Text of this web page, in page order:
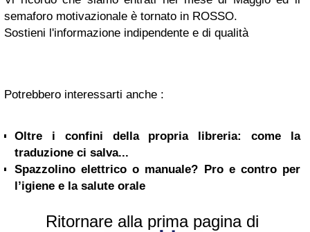
semaforo motivazionale è tornato in ROSSO.
Sostieni l'informazione indipendente e di qualità
Potrebbero interessarti anche :
Oltre i confini della propria libreria: come la
traduzione ci salva...
Spazzolino elettrico o manuale? Pro e contro per
l’igiene e la salute orale
Ritornare alla prima pagina di